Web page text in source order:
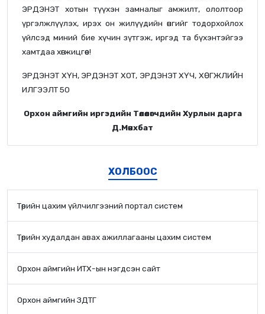
ЭРДЭНЭТ хотын түүхэн замналыг амжилт, ололтоор
үргэлжлүүлэх, ирэх он жилүүдийн өнгийг тодорхойлох
үйлсэд миний бие хүчин зүтгэж, иргэд та бүхэнтэйгээ
хамтдаа хөгжицгөөе!
ЭРДЭНЭТ ХҮН, ЭРДЭНЭТ ХОТ, ЭРДЭНЭТ ХҮЧ, ХӨГЖЛИЙН
ИЛГЭЭЛТ 50
Орхон аймгийн иргэдийн Төлөөлөгчдийн Хурлын дарга
Д.Мөнхбат
ХОЛБООС
Төрийн цахим үйлчилгээний портал систем
Төрийн худалдан авах ажиллагааны цахим систем
Орхон аймгийн ИТХ-ын нэгдсэн сайт
Орхон аймгийн ЗДТГ